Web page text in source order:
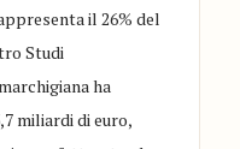
il 26% del
Studi
ha
miliardi di euro,